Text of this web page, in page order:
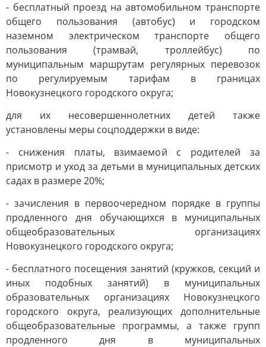
- бесплатный проезд на автомобильном транспорте
общего пользования (автобус) и городском
наземном электрическом транспорте общего
пользования (трамвай, троллейбус) по
муниципальным маршрутам регулярных перевозок
по регулируемым тарифам в границах
Новокузнецкого городского округа;
для их несовершеннолетних детей также
установлены меры соцподдержки в виде:
- снижения платы, взимаемой с родителей за
присмотр и уход за детьми в муниципальных детских
садах в размере 20%;
- зачисления в первоочередном порядке в группы
продленного дня обучающихся в муниципальных
общеобразовательных организациях
Новокузнецкого городского округа;
- бесплатного посещения занятий (кружков, секций и
иных подобных занятий) в муниципальных
образовательных организациях Новокузнецкого
городского округа, реализующих дополнительные
общеобразовательные программы, а также групп
продленного дня в муниципальных